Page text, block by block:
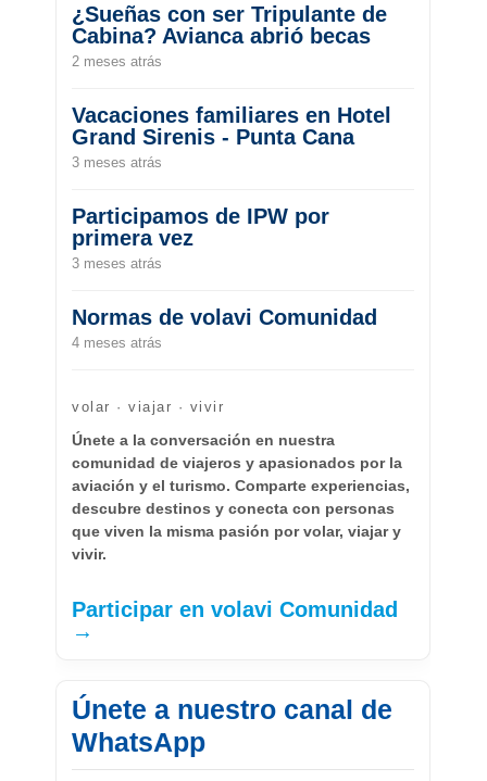
¿Sueñas con ser Tripulante de
Cabina? Avianca abrió becas
2 meses atrás
Vacaciones familiares en Hotel
Grand Sirenis - Punta Cana
3 meses atrás
Participamos de IPW por
primera vez
3 meses atrás
Normas de volavi Comunidad
4 meses atrás
volar · viajar · vivir
Únete a la conversación en nuestra
comunidad de viajeros y apasionados por la
aviación y el turismo. Comparte experiencias,
descubre destinos y conecta con personas
que viven la misma pasión por volar, viajar y
vivir.
Participar en volavi Comunidad
→
Únete a nuestro canal de
WhatsApp